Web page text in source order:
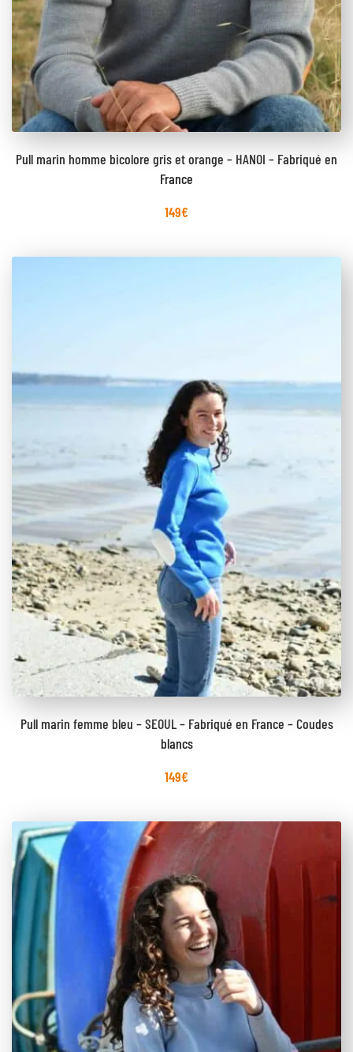
Pull marin homme bicolore gris et orange – HANOI – Fabriqué en
France
149€
Pull marin femme bleu – SEOUL – Fabriqué en France – Coudes
blancs
149€